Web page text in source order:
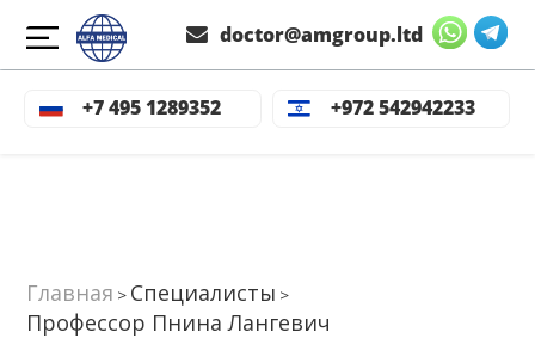
+7 495 1289352 +972 542942233
doctor@amgroup.ltd
Главная > Специалисты >
Профессор Пнина Лангевич